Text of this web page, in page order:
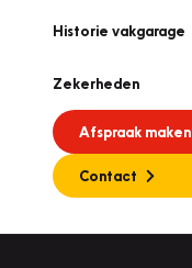
Historie vakgarage
Zekerheden
Afspraak maken
Contact